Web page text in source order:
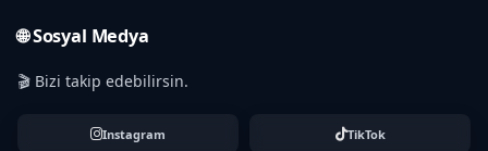
🌐 Sosyal Medya
🎬 Bizi takip edebilirsin.
Instagram TikTok